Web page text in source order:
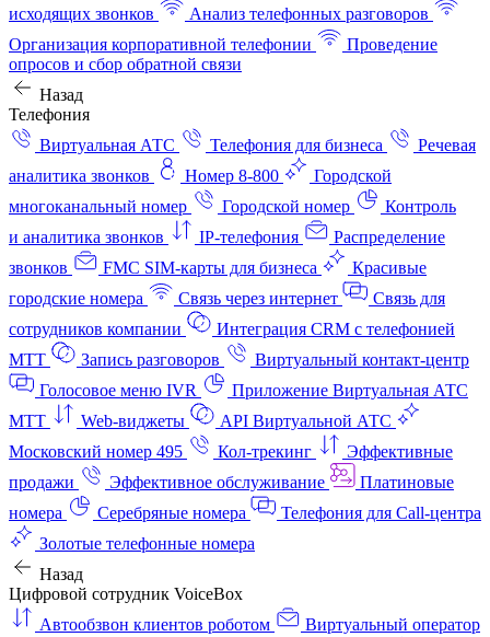
исходящих звонков
Анализ телефонных разговоров
Организация корпоративной телефонии
Проведение
опросов и сбор обратной связи
Назад
Телефония
Виртуальная АТС
Телефония для бизнеса
Речевая
аналитика звонков
Номер 8-800
Городской
многоканальный номер
Городской номер
Контроль
и аналитика звонков
IP-телефония
Распределение
звонков
FMC SIM-карты для бизнеса
Красивые
городские номера
Связь через интернет
Связь для
сотрудников компании
Интеграция CRM с телефонией
МТТ
Запись разговоров
Виртуальный контакт‑центр
Голосовое меню IVR
Приложение Виртуальная АТС
МТТ
Web-виджеты
API Виртуальной АТС
Московский номер 495
Кол-трекинг
Эффективные
продажи
Эффективное обслуживание
Платиновые
номера
Серебряные номера
Телефония для Call-центра
Золотые телефонные номера
Назад
Цифровой сотрудник VoiceBox
Автообзвон клиентов роботом
Виртуальный оператор